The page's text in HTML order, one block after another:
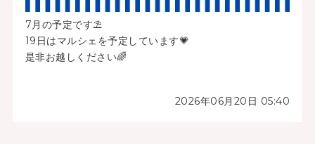
7月の予定です⛱
19日はマルシェを予定しています💗
是非お越しください🌈
2026年06月20日 05:40